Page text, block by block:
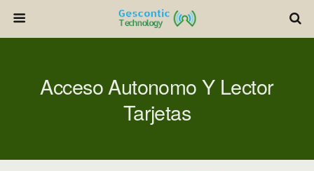
Acceso Autonomo Y Lector
Tarjetas